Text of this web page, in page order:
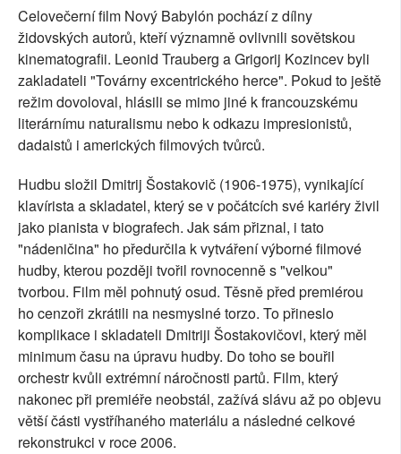
Celovečerní film Nový Babylón pochází z dílny
židovských autorů, kteří významně ovlivnili sovětskou
kinematografii. Leonid Trauberg a Grigorij Kozincev byli
zakladateli "Továrny excentrického herce". Pokud to ještě
režim dovoloval, hlásili se mimo jiné k francouzskému
literárnímu naturalismu nebo k odkazu impresionistů,
dadaistů i amerických filmových tvůrců.
Hudbu složil Dmitrij Šostakovič (1906-1975), vynikající
klavírista a skladatel, který se v počátcích své kariéry živil
jako pianista v biografech. Jak sám přiznal, i tato
"nádeničina" ho předurčila k vytváření výborné filmové
hudby, kterou později tvořil rovnocenně s "velkou"
tvorbou. Film měl pohnutý osud. Těsně před premiérou
ho cenzoři zkrátili na nesmyslné torzo. To přineslo
komplikace i skladateli Dmitriji Šostakovičovi, který měl
minimum času na úpravu hudby. Do toho se bouřil
orchestr kvůli extrémní náročnosti partů. Film, který
nakonec při premiéře neobstál, zažívá slávu až po objevu
větší části vystříhaného materiálu a následné celkové
rekonstrukci v roce 2006.